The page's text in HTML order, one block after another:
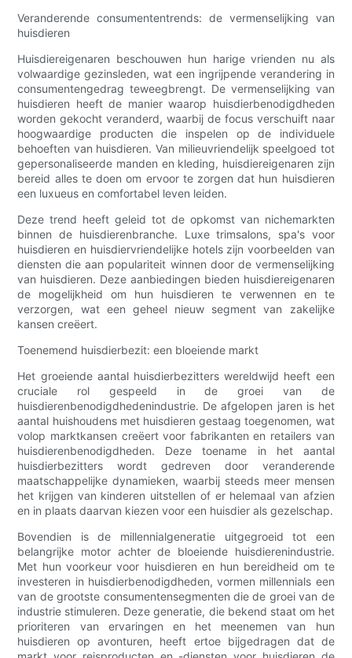
Veranderende consumententrends: de vermenselijking van
huisdieren
Huisdiereigenaren beschouwen hun harige vrienden nu als
volwaardige gezinsleden, wat een ingrijpende verandering in
consumentengedrag teweegbrengt. De vermenselijking van
huisdieren heeft de manier waarop huisdierbenodigdheden
worden gekocht veranderd, waarbij de focus verschuift naar
hoogwaardige producten die inspelen op de individuele
behoeften van huisdieren. Van milieuvriendelijk speelgoed tot
gepersonaliseerde manden en kleding, huisdiereigenaren zijn
bereid alles te doen om ervoor te zorgen dat hun huisdieren
een luxueus en comfortabel leven leiden.
Deze trend heeft geleid tot de opkomst van nichemarkten
binnen de huisdierenbranche. Luxe trimsalons, spa's voor
huisdieren en huisdiervriendelijke hotels zijn voorbeelden van
diensten die aan populariteit winnen door de vermenselijking
van huisdieren. Deze aanbiedingen bieden huisdiereigenaren
de mogelijkheid om hun huisdieren te verwennen en te
verzorgen, wat een geheel nieuw segment van zakelijke
kansen creëert.
Toenemend huisdierbezit: een bloeiende markt
Het groeiende aantal huisdierbezitters wereldwijd heeft een
cruciale rol gespeeld in de groei van de
huisdierenbenodigdhedenindustrie. De afgelopen jaren is het
aantal huishoudens met huisdieren gestaag toegenomen, wat
volop marktkansen creëert voor fabrikanten en retailers van
huisdierenbenodigdheden. Deze toename in het aantal
huisdierbezitters wordt gedreven door veranderende
maatschappelijke dynamieken, waarbij steeds meer mensen
het krijgen van kinderen uitstellen of er helemaal van afzien
en in plaats daarvan kiezen voor een huisdier als gezelschap.
Bovendien is de millennialgeneratie uitgegroeid tot een
belangrijke motor achter de bloeiende huisdierenindustrie.
Met hun voorkeur voor huisdieren en hun bereidheid om te
investeren in huisdierbenodigdheden, vormen millennials een
van de grootste consumentensegmenten die de groei van de
industrie stimuleren. Deze generatie, die bekend staat om het
prioriteren van ervaringen en het meenemen van hun
huisdieren op avonturen, heeft ertoe bijgedragen dat de